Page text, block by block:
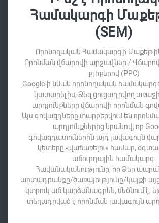
Համակարգի
(SEM)
Որոնողական Համակարգի
Որոնման վճարովի արշավներ /
քլիքերով (PPC)
Google-ի նման որոնողական
կատարելիս, Ձեզ ցուցադրվող
արդյունքները վճարովի որոնման
Այս գովազդները տարբերվում են
արդյունքներից նրանով, որ
գովազդատուներին այդ լավագույն
կետերը «վաճառելու» համար,
աճուրդային համակարգ:
Հավանականությունը, որ Ձեր
արտադրանքը/ծառայությունը/կայքի
կտրուկ աճ կարձանագրեն, մեծնում է,
տեղադրված է որոնման լավագույն